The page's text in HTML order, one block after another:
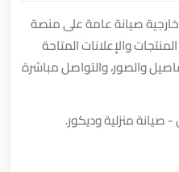
صيانة عامة على منصة
والإعلانات المتاحة
والصور، والتواصل مباشرة
صيانة منزلية وديكور.